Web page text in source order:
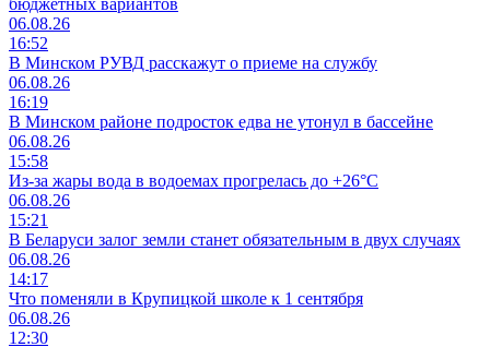
бюджетных вариантов
06.08.26
16:52
В Минском РУВД расскажут о приеме на службу
06.08.26
16:19
В Минском районе подросток едва не утонул в бассейне
06.08.26
15:58
Из-за жары вода в водоемах прогрелась до +26°C
06.08.26
15:21
В Беларуси залог земли станет обязательным в двух случаях
06.08.26
14:17
Что поменяли в Крупицкой школе к 1 сентября
06.08.26
12:30